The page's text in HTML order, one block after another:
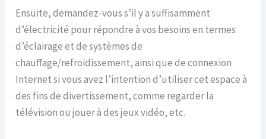
Ensuite, demandez-vous s’il y a suffisamment
d’électricité pour répondre à vos besoins en termes
d’éclairage et de systèmes de
chauffage/refroidissement, ainsi que de connexion
Internet si vous avez l’intention d’utiliser cet espace à
des fins de divertissement, comme regarder la
télévision ou jouer à des jeux vidéo, etc.